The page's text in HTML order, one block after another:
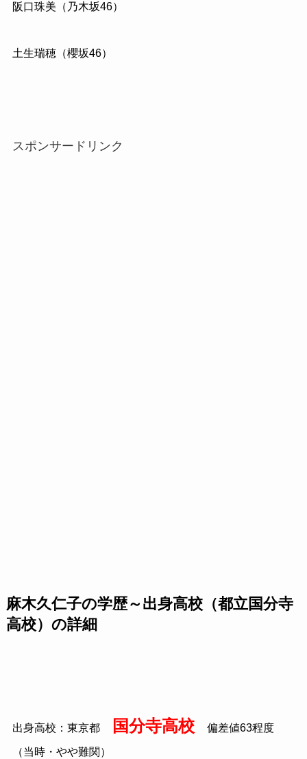
阪口珠美（乃木坂46）
土生瑞穂（櫻坂46）
スポンサードリンク
麻木久仁子の学歴～出身高校（都立国分寺
高校）の詳細
出身高校：東京都 国分寺高校 偏差値63程度
（当時・やや難関）